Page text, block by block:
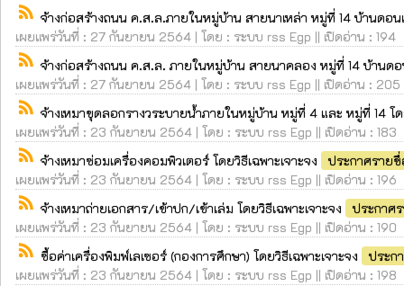
rss_feed จ้างก่อสร้างถนน ค.ส.ล.ภายในหมู่บ้าน สายนาเหล่า หมู่ที่ 14 บ้านดอน
เผยแพร่วันที่ : 27 กันยายน 2564 | โดย : ระบบ rss Egp || เปิดอ่าน : 194
rss_feed จ้างก่อสร้างถนน ค.ส.ล. ภายในหมู่บ้าน สายนาคลอง หมู่ที่ 14 บ้านดอ
เผยแพร่วันที่ : 27 กันยายน 2564 | โดย : ระบบ rss Egp || เปิดอ่าน : 205
rss_feed จ้างเหมาขุดลอกรางวระบายน้ำภายในหมู่บ้าน หมู่ที่ 4 และ หมู่ที่ 14 โด
เผยแพร่วันที่ : 23 กันยายน 2564 | โดย : ระบบ rss Egp || เปิดอ่าน : 183
rss_feed จ้างเหมาซ่อมเครื่องคอมพิวเตอร์ โดยวิธีเฉพาะเจาะจง
ประกาศราย
เผยแพร่วันที่ : 23 กันยายน 2564 | โดย : ระบบ rss Egp || เปิดอ่าน : 196
rss_feed จ้างเหมาถ่ายเอกสาร/เข้าปก/เข้าเล่ม โดยวิธีเฉพาะเจาะจง
ประกาศ
เผยแพร่วันที่ : 23 กันยายน 2564 | โดย : ระบบ rss Egp || เปิดอ่าน : 190
rss_feed ซื้อค่าเครื่องพิมพ์เลเซอร์ (กองการศึกษา) โดยวิธีเฉพาะเจาะจง
ประก
เผยแพร่วันที่ : 23 กันยายน 2564 | โดย : ระบบ rss Egp || เปิดอ่าน : 198